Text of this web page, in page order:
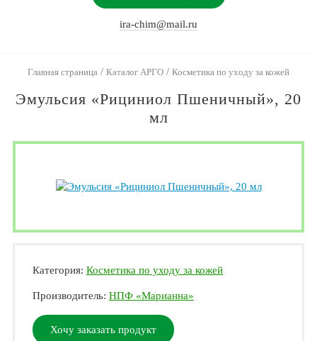
ira-chim@mail.ru
Главная страница / Каталог АРГО / Косметика по уходу за кожей
Эмульсия «Рициниол Пшеничный», 20
мл
Категория: Косметика по уходу за кожей
Производитель: НПФ «Марианна»
Хочу заказать продукт